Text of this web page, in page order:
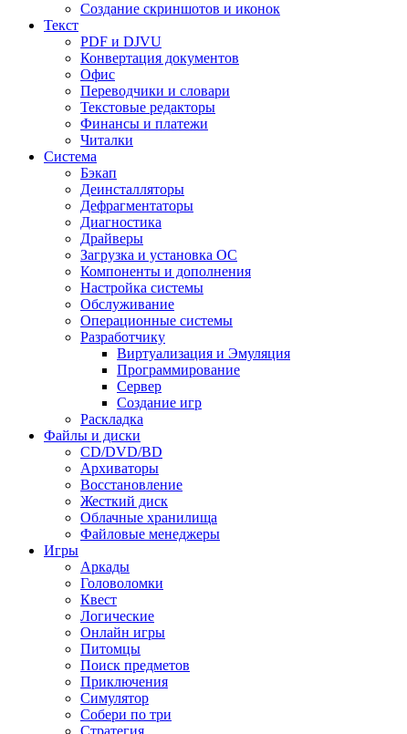
Создание скриншотов и иконок
Текст
PDF и DJVU
Конвертация документов
Офис
Переводчики и словари
Текстовые редакторы
Финансы и платежи
Читалки
Система
Бэкап
Деинсталляторы
Дефрагментаторы
Диагностика
Драйверы
Загрузка и установка ОС
Компоненты и дополнения
Настройка системы
Обслуживание
Операционные системы
Разработчику
Виртуализация и Эмуляция
Программирование
Сервер
Создание игр
Раскладка
Файлы и диски
CD/DVD/BD
Архиваторы
Восстановление
Жесткий диск
Облачные хранилища
Файловые менеджеры
Игры
Аркады
Головоломки
Квест
Логические
Онлайн игры
Питомцы
Поиск предметов
Приключения
Симулятор
Собери по три
Стратегия